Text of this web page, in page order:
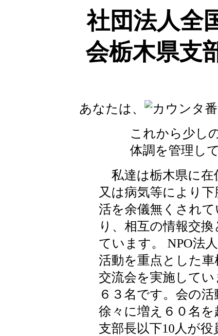
社団法人全
会栃木県支
あなたは、
これから少しの間
体調を管理して出
私達は栃木県に在
又は病気等により
活を余儀無くされ
り、相互の情報交
ています。 NPO法
活動を重点とした
交流会を実施して
６３名です。会の
徐々に増え６０名
支部長以下10人が